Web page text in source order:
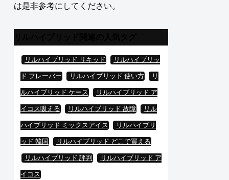
は是非参考にしてください。
リルハイブリッド リキッド リルハイブリッ
ド フレーバー リルハイブリッド 使い方 リ
ルハイブリッド ケース リルハイブリッド ア
イコス吸える リルハイブリッド 故障 リル
ハイブリッド ミックスアイス リルハイブリ
ッド 韓国 リルハイブリッド どこで買える
リルハイブリッド 評判 リルハイブリッド ア
イコス